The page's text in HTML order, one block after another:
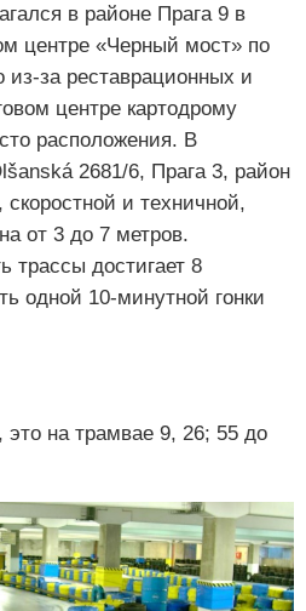
в районе Прага 9 в
центре «Черный мост» по
за реставрационных и
центре картодрому
расположения. В
2681/6, Прага 3, район
и техничной,
от 3 до 7 метров.
трассы достигает 8
одной 10-минутной гонки
на трамвае 9, 26; 55 до